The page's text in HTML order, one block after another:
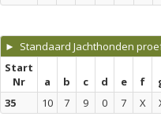
► Standaard Jachthonden
Start
Nr
a b c d e f
35
10 7 9 0 7 X